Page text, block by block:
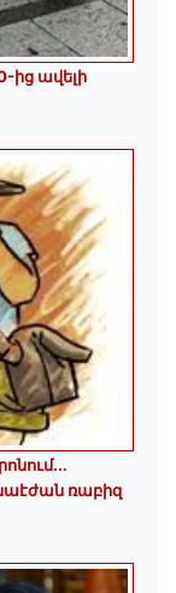
ից ավելի
ռաբիզ